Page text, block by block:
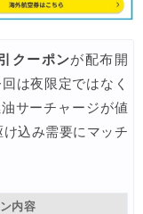
クーポンが配布開
は夜限定ではなく
サーチャージが値
け込み需要にマッチ
内容